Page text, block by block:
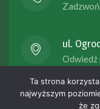
ul.
Odwiedź
Copyright 2023
Ta strona
najwyższym
że